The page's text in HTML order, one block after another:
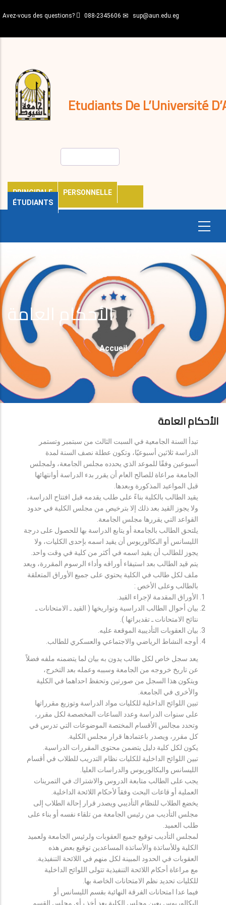
au
principal
Avez-vous des questions? 088-2345606 sup@aun.edu.eg
Etudiants De L’Université
PRINCIPALE
PERSONNELLE
ÉTUDIANTS
décisions
Expatriés
Journal
الأحكام العامة
Fil
D'Ariane
Accueil
الأحكام العامة
تبدأ السنة الجامعية في السبت الثالث من سبتمبر وتستمر
الدراسة ثلاثين أسبوعيًا، وتكون عطلة نصف السنة لمدة
أسبوعين وفقًا للموعد الذي يحدده مجلس الجامعة، ولمجلس
الجامعة مراعاة للصالح العام أن يقرر بدء الدراسة أوانتهائها
قبل المواعيد المذكورة وبعدها.
يقيد الطالب بالكلية بناءً على طلب يقدمه قبل افتتاح الدراسة،
ولا يجوز القيد بعد ذلك إلا بترخيص من مجلس الكلية في حدود
القواعد التي يقررها مجلس الجامعة.
يلتحق الطالب بالجامعة أو يتابع الدراسة بها للحصول على درجة
الليسانس أو البكالوريوس أن يقيد اسمه بإحدى الكليات، ولا
يجوز للطالب أن يقيد اسمه في أكثر من كلية في وقت واحد.
يتم قيد الطالب بعد استيفاء أوراقه وأداء الرسوم المقررة، ويعد
ملف لكل طالب في الكلية يحتوي على جميع الأوراق المتعلقة
بالطالب وعلى الأخص :
الأوراق المقدمة لإجراء القيد.
بيان أحوال الطالب الدراسية وتواريخها ( القيد ـ الامتحانات ـ
نتائح الامتحانات ـ تقديراتها ).
بيان العقوبات التأديبية الموقعة عليه.
أوجه النشاط الرياضي والاجتماعي والعسكري للطالب.
يعد سجل خاص لكل طالب يدون به بيان لما يتضمنه ملفه فضلاً
عن تاريخ خروجه من الجامعة وسببه وعمله بعد التخرج،
ويتكون هذا السجل من صورتين وتحفظ احداهما في الكلية
والأخرى في الجامعة.
تبين اللوائح الداخلية للكليات مواد الدراسة وتوزيع مقرراتها
على سنوات الدراسة وعدد الساعات المخصصة لكل مقرر،
وتحدد مجالس الأقسام المختصة الموضوعات التي تدرس في
كل مقرر، ويصدر باعتمادها قرار مجلس الكلية.
يكون لكل كلية دليل يتضمن محتوى المقررات الدراسية.
تبين اللوائح الداخلية للكليات نظام التدريب للطلاب في أقسام
الليسانس والبكالوريوس والدراسات العليا.
يجب على الطالب متابعة الدروس والاشتراك في التمرينات
العملية أو قاعات البحث وفقاً لأحكام اللائحة الداخلية.
يخضع الطلاب للنظام التأديبي ويصدر قرار إحالة الطلاب إلى
مجلس التأديب من رئيس الجامعة من تلقاء نفسه أو بناء على
طلب العميد.
لمجلس التأديب توقيع جميع العقوبات ولرئيس الجامعة ولعميد
الكلية وللأساتذة والأساتذة المساعدين توقيع بعض هذه
العقوبات في الحدود المبينة لكل منهم في اللائحة التنفيذية.
مع مراعاة أحكام اللائحة التنفيذية تتولى اللوائح الداخلية
للكليات تحديد نظم الامتحانات الخاصة بها.
فيما عدا امتحانات الفرقة النهائية بقسم الليسانس أو
البكالوريوس يعين مجلس الكلية بعد أخذ رأي مجلس القسم